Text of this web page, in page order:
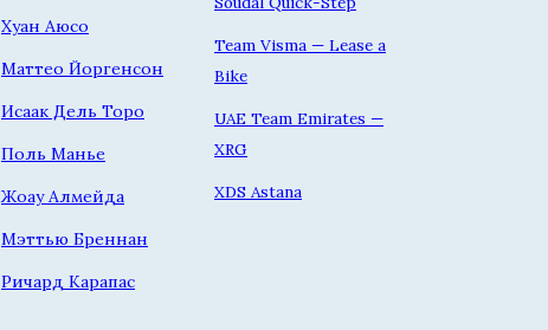
Хуан Аюсо
Маттео Йоргенсон
Исаак Дель Торо
Поль Манье
Жоау Алмейда
Мэттью Бреннан
Ричард Карапас
Team Visma — Lease a
Bike
UAE Team Emirates —
XRG
XDS Astana